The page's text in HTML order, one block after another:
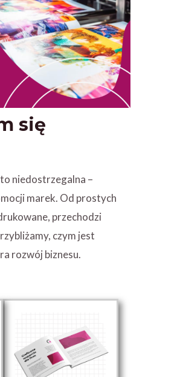
się
niedostrzegalna –
marek. Od prostych
przechodzi
czym jest
rozwój biznesu.